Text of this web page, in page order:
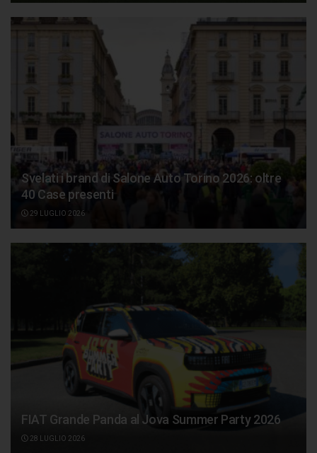
Svelati i brand di Salone Auto Torino 2026: oltre
40 Case presenti
29 LUGLIO 2026
FIAT Grande Panda al Jova Summer Party 2026
28 LUGLIO 2026